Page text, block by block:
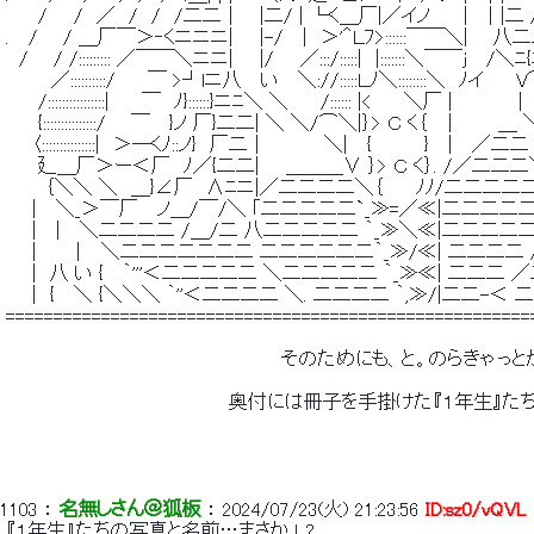
/　　/　／　/　/　/二二｜　 |二/ | └く＿厂|／イノ　　｜ ｜|
.　 / 　 / ＿厂￣＞‐くニニニ|　　|-/　 |　＞'＾Ｌﾌ>::::::￣￣＼| 　 八
/ 　 / /::::::::: ／￣￣＼ニニ|　　|/　　／:::/:::::|　|:::::::＼￣￣j　 /＼
／::::::::::/　　 ￣ >┘lニ八　 い 　＼://:::::Ｌﾉ＼::::::::＼　ﾉイ　
/::::::::::::::::|　　 ￣　ﾉ}::::::}ニﾆ＼ ＼　　 /:::::: |< 　　＼厂 |　　　　　|
{:::::::::::::::/ 　 ￣　 }ノ 厂}二二| ＼ ＼/⌒＼|｝> Ｃ く｛　｜　 　 ＿ ＼
〈:::::::::::::::|　＞―くﾉ::ノ}　厂二｜　 　 　 ＼|　 {　　　　} 　|　 ／
廴＿厂＞ー＜厂　ﾉ／{二二|　　＿＿＿∨ ｝> Ｃ く｝. /／二二二
｛＼＼ ＼　＿}∠厂　Λﾆニ|／二二二二＼｛　　 ﾉﾉ/二二二二
|　 ＼_＞￣厂　 ノ＿/￣/＼ ｢二二二二二`_≫=／≪|二二二二
|　 |　 ＼二二二二 /＿/二 八二二二二二 ｀_≫＼≪|二二二二
|　　 ｜　＼二二二二二二二 二二二二二二｀_≫/≪| 二二二二 /
|　八 い {　 ｀'''＜二二二二二 ＼二二二二二 ｀_≫≪| 二二二 ／
｜ { 　＼ {＼＼＼ ｀''＜二二二二 ＼. 二二二二 ｀,≫/|二二-＜ 二
そのためにも、と。のらきゃっとが１９９６
奥付には冊子を手掛けた『１年生』たちの写真
1103 ： 名無しさん＠狐板 ： 2024/07/23(火) 21:23:56 ID:sz0/vQVL